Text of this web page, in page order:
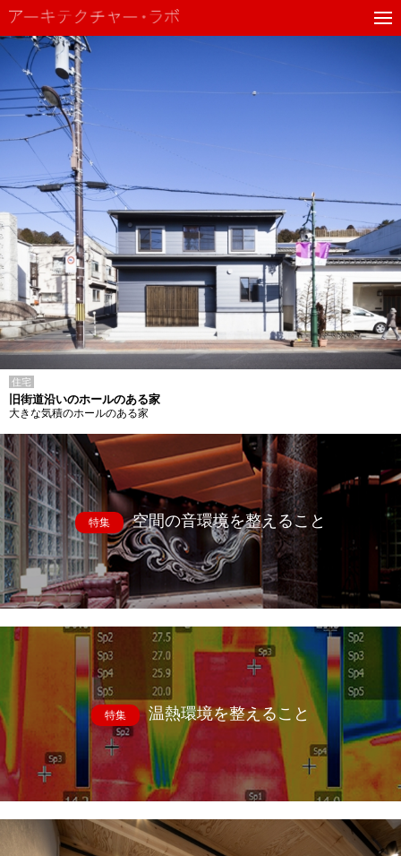
住宅
旧街道沿いのホールのある家
大きな気積のホールのある家
特集 空間の音環境を整えること
特集 温熱環境を整えること